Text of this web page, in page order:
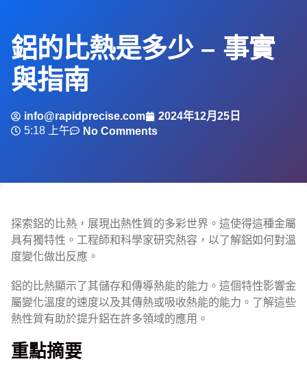
鋁的比熱是多少 – 事實
與指南
info@rapidprecise.com
2024年12月25日
5:18 上午
No Comments
探索鋁的比熱，展現出熱性質的多彩世界。這使得這種金屬
具有獨特性。工程師和科學家研究熱容，以了解鋁如何對溫
度變化做出反應。
鋁的比熱顯示了其儲存和傳導熱能的能力。這個特性影響金
屬變化溫度的速度以及其傳熱或吸收熱能的能力。了解這些
熱性質有助於提升鋁在許多領域的應用。
重點摘要